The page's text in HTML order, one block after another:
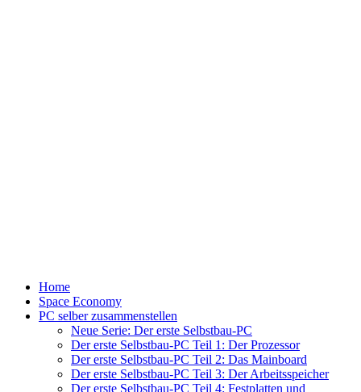
Home
Space Economy
PC selber zusammenstellen
Neue Serie: Der erste Selbstbau-PC
Der erste Selbstbau-PC Teil 1: Der Prozessor
Der erste Selbstbau-PC Teil 2: Das Mainboard
Der erste Selbstbau-PC Teil 3: Der Arbeitsspeicher
Der erste Selbstbau-PC Teil 4: Festplatten und